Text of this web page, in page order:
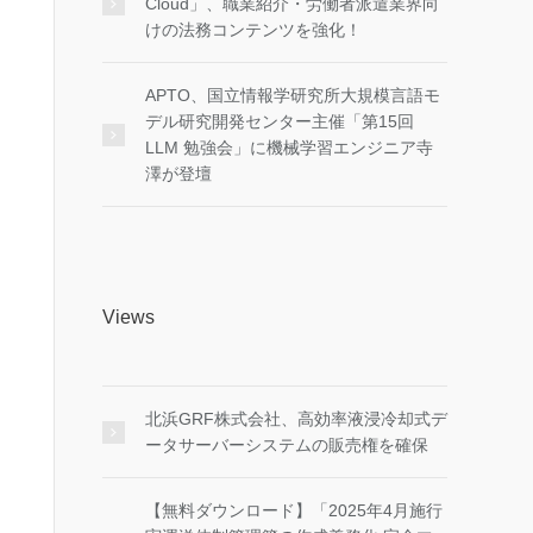
けの法務コンテンツを強化！
APTO、国立情報学研究所大規模言語モ
デル研究開発センター主催「第15回
LLM 勉強会」に機械学習エンジニア寺
澤が登壇
Views
北浜GRF株式会社、高効率液浸冷却式デ
ータサーバーシステムの販売権を確保
【無料ダウンロード】「2025年4月施行